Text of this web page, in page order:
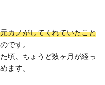
元カノがしてくれていたこと
のです。
頃、ちょうど数ヶ月が経っ
ます。